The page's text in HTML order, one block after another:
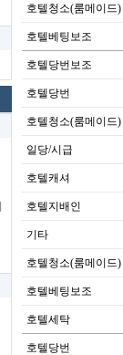
호텔청소(룸메이드)
호텔베팅보조
호텔당번보조
호텔당번
호텔청소(룸메이드)
일당/시급
호텔캐셔
호텔지배인
기타
호텔청소(룸메이드)
호텔베팅보조
호텔세탁
호텔당번